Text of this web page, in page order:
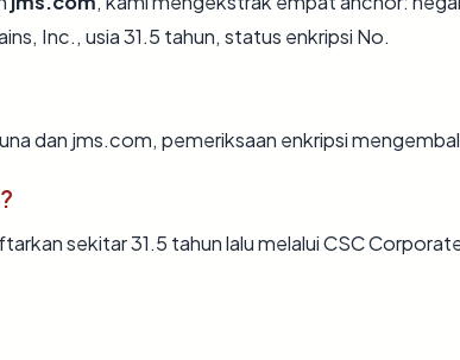
Inc., usia 31.5 tahun, status enkripsi No.
dan jms.com, pemeriksaan enkripsi
sekitar 31.5 tahun lalu melalui CSC